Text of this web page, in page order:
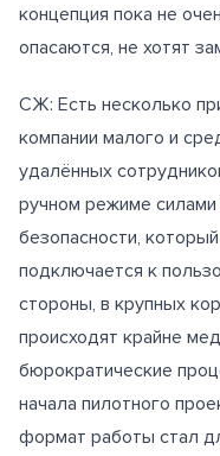
концепция пока не
опасаются, не хотят
СЖ: Есть несколько
компании малого и
удалённых
ручном режиме силами
безопасности,
подключается к
стороны, в крупных
происходят крайне
бюрократические
начала пилотного
формат работы стал